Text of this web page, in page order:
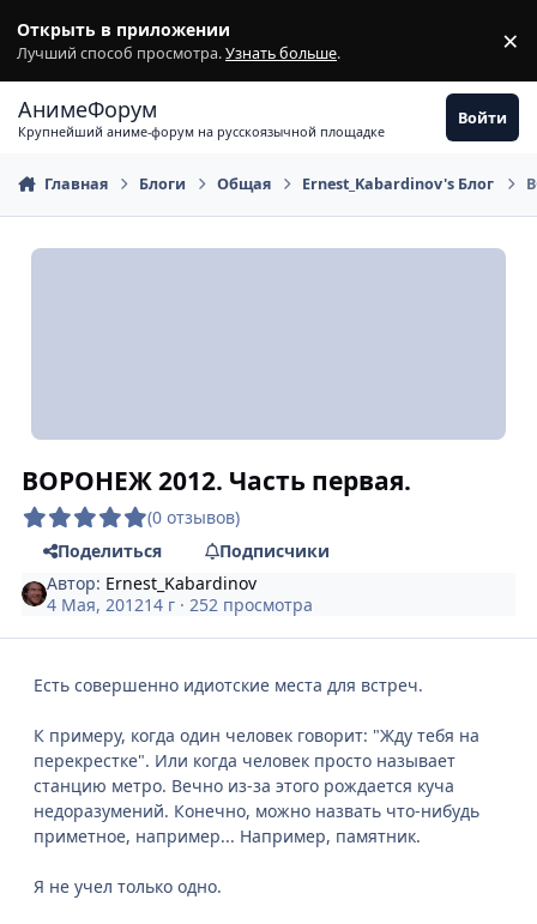
Открыть в приложении
Лучший способ просмотра.Узнать больше. ×
АнимеФорум
Крупнейший аниме-форум на русскоязычной площадке
Войти
Главная Блоги Общая Ernest_Kabardinov's Блог
ВОРОНЕЖ 2012. Часть первая.
(0 отзывов)
Поделиться
Подписчики
Автор: Ernest_Kabardinov
4 Мая, 201214 г · 252 просмотра
Есть совершенно идиотские места для встреч.
К примеру, когда один человек говорит: "Жду тебя на
перекрестке". Или когда человек просто называет
станцию метро. Вечно из-за этого рождается куча
недоразумений. Конечно, можно назвать что-нибудь
приметное, например... Например, памятник.
Я не учел только одно.